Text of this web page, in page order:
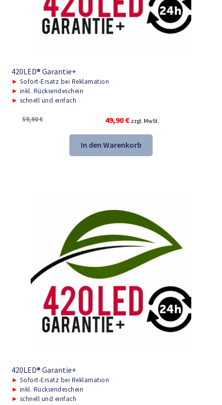
420LED® Garantie+
► Sofort-Ersatz bei Reklamation
► inkl. Rücksendeschein
► schnell und einfach
59,90€
Ursprünglicher
war:
59,90 €
49,90€Aktueller
ist:
49,90 €.
zzgl. MwSt.
In den Warenkorb
420LED® Garantie+
► Sofort-Ersatz bei Reklamation
► inkl. Rücksendeschein
► schnell und einfach